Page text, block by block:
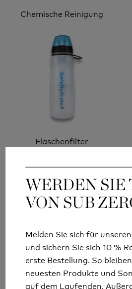
WERDEN SIE
VON SUB
Melden Sie sich für
und sichern Sie sich 10 %
erste Bestellung. So
neuesten Produkte und
auf dem Laufenden.
Chemische Reinigung
Flaschenfilter
Inline-Wasserfilter
WERDEN SIE
VON SUB
Melden Sie sich für
und sichern Sie sich 10 %
erste Bestellung. So
neuesten Produkte und
auf dem Laufenden.